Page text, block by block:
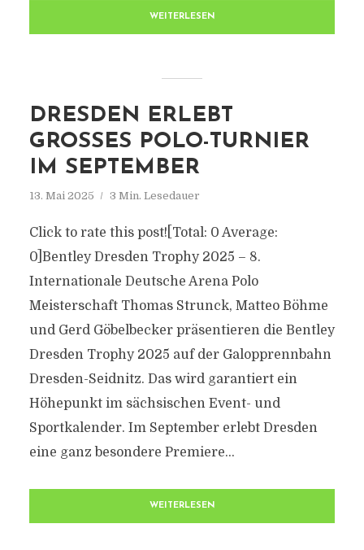
WEITERLESEN
DRESDEN ERLEBT
GROSSES POLO-TURNIER I
M SEPTEMBER
13. Mai 2025 3 Min. Lesedauer
Click to rate this post![Total: 0 Average:
0]Bentley Dresden Trophy 2025 – 8.
Internationale Deutsche Arena Polo
Meisterschaft Thomas Strunck, Matteo Böhme
und Gerd Göbelbecker präsentieren die Bentley
Dresden Trophy 2025 auf der Galopprennbahn
Dresden-Seidnitz. Das wird garantiert ein
Höhepunkt im sächsischen Event- und
Sportkalender. Im September erlebt Dresden
eine ganz besondere Premiere...
WEITERLESEN